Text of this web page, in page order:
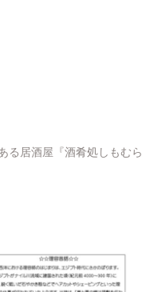
居酒屋『酒肴処しもむら